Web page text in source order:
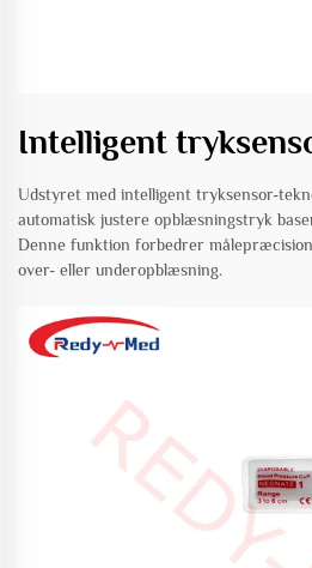
Intelligent
Udstyret med intelligent tryksensor-
automatisk justere opblæsningstryk
Denne funktion forbedrer
over- eller underopblæsning.